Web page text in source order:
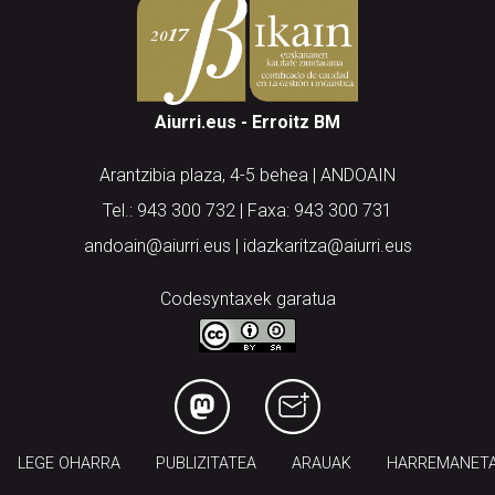
Aiurri.eus - Erroitz BM
Arantzibia plaza, 4-5 behea | ANDOAIN
Tel.: 943 300 732 | Faxa: 943 300 731
andoain@aiurri.eus | idazkaritza@aiurri.eus
Codesyntaxek garatua
LEGE OHARRA PUBLIZITATEA ARAUAK